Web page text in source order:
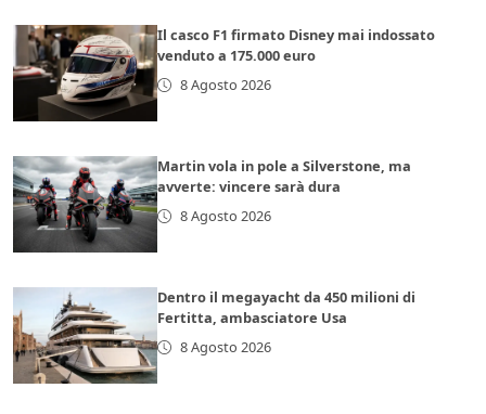
Il casco F1 firmato Disney mai indossato
venduto a 175.000 euro
8 Agosto 2026
Martin vola in pole a Silverstone, ma
avverte: vincere sarà dura
8 Agosto 2026
Dentro il megayacht da 450 milioni di
Fertitta, ambasciatore Usa
8 Agosto 2026